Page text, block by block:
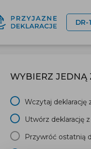
DR-1
WYBIERZ JEDNĄ
Wczytaj deklarację
Utwórz deklarację
Przywróć ostatnią